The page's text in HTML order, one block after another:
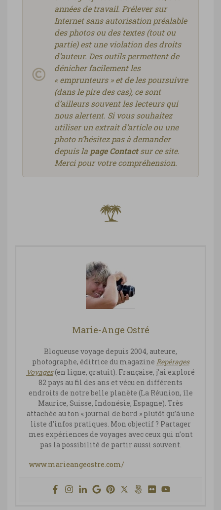
années de travail. Prélever sur
Internet sans autorisation préalable
des photos ou des textes (tout ou
partie) est une violation des droits
d’auteur. Des outils permettent de
dénicher facilement les
« emprunteurs » et de les poursuivre
(dans le pire des cas), ce sont
d’ailleurs souvent les lecteurs qui
nous alertent. Si vous souhaitez
utiliser un extrait d’article ou une
photo n’hésitez pas à demander
depuis la page Contactsur ce site.
Merci pour votre compréhension.
Marie-Ange Ostré
Blogueuse voyage depuis 2004, auteure,
photographe, éditrice du magazine Repérages
Voyages(en ligne, gratuit). Française, j’ai exploré
82 pays au fil des ans et vécu en différents
endroits de notre belle planète (La Réunion, île
Maurice, Suisse, Indonésie, Espagne). Très
attachée au ton « journal de bord » plutôt qu’à une
liste d’infos pratiques. Mon objectif ? Partager
mes expériences de voyages avec ceux qui n’ont
pas la possibilité de partir aussi souvent.
www.marieangeostre.com/